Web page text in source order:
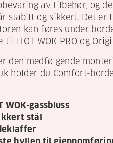
av tilbehør, og
stabilt og sikkert. Det
kan føres under
til HOT WOK PRO og
den medfølgende
holder du Comfort-
WOK-gassbluss
stål